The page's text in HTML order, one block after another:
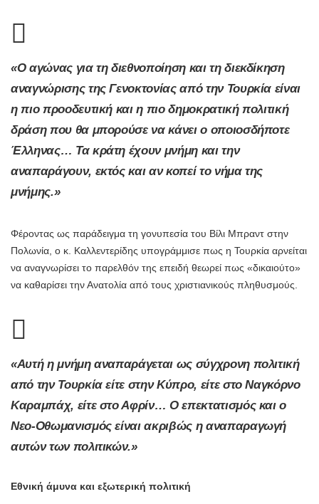
«Ο αγώνας για τη διεθνοποίηση και τη διεκδίκηση
αναγνώρισης της Γενοκτονίας από την Τουρκία είναι
η πιο προοδευτική και η πιο δημοκρατική πολιτική
δράση που θα μπορούσε να κάνει ο οποιοσδήποτε
Έλληνας… Τα κράτη έχουν μνήμη και την
αναπαράγουν, εκτός και αν κοπεί το νήμα της
μνήμης.»
Φέροντας ως παράδειγμα τη γονυπεσία του Βίλι Μπραντ στην
Πολωνία, ο κ. Καλλεντερίδης υπογράμμισε πως η Τουρκία αρνείται
να αναγνωρίσει το παρελθόν της επειδή θεωρεί πως «δικαιούτο»
να καθαρίσει την Ανατολία από τους χριστιανικούς πληθυσμούς.
«Αυτή η μνήμη αναπαράγεται ως σύγχρονη πολιτική
από την Τουρκία είτε στην Κύπρο, είτε στο Ναγκόρνο
Καραμπάχ, είτε στο Αφρίν… Ο επεκτατισμός και ο
Νεο-Οθωμανισμός είναι ακριβώς η αναπαραγωγή
αυτών των πολιτικών.»
Εθνική άμυνα και εξωτερική πολιτική